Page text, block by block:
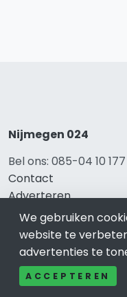
Nijmegen 024
Bel ons: 085-04 10 177
Contact
Adverteren
Over ons
Cookieverklaring
Avg
Privacy
We gebruiken
website te
advertenties te
ACCEPTEREN